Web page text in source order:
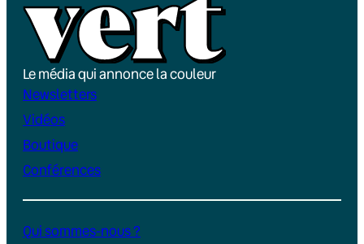
Le média qui annonce la couleur
Newsletters
Vidéos
Boutique
Conférences
Qui sommes-nous ?